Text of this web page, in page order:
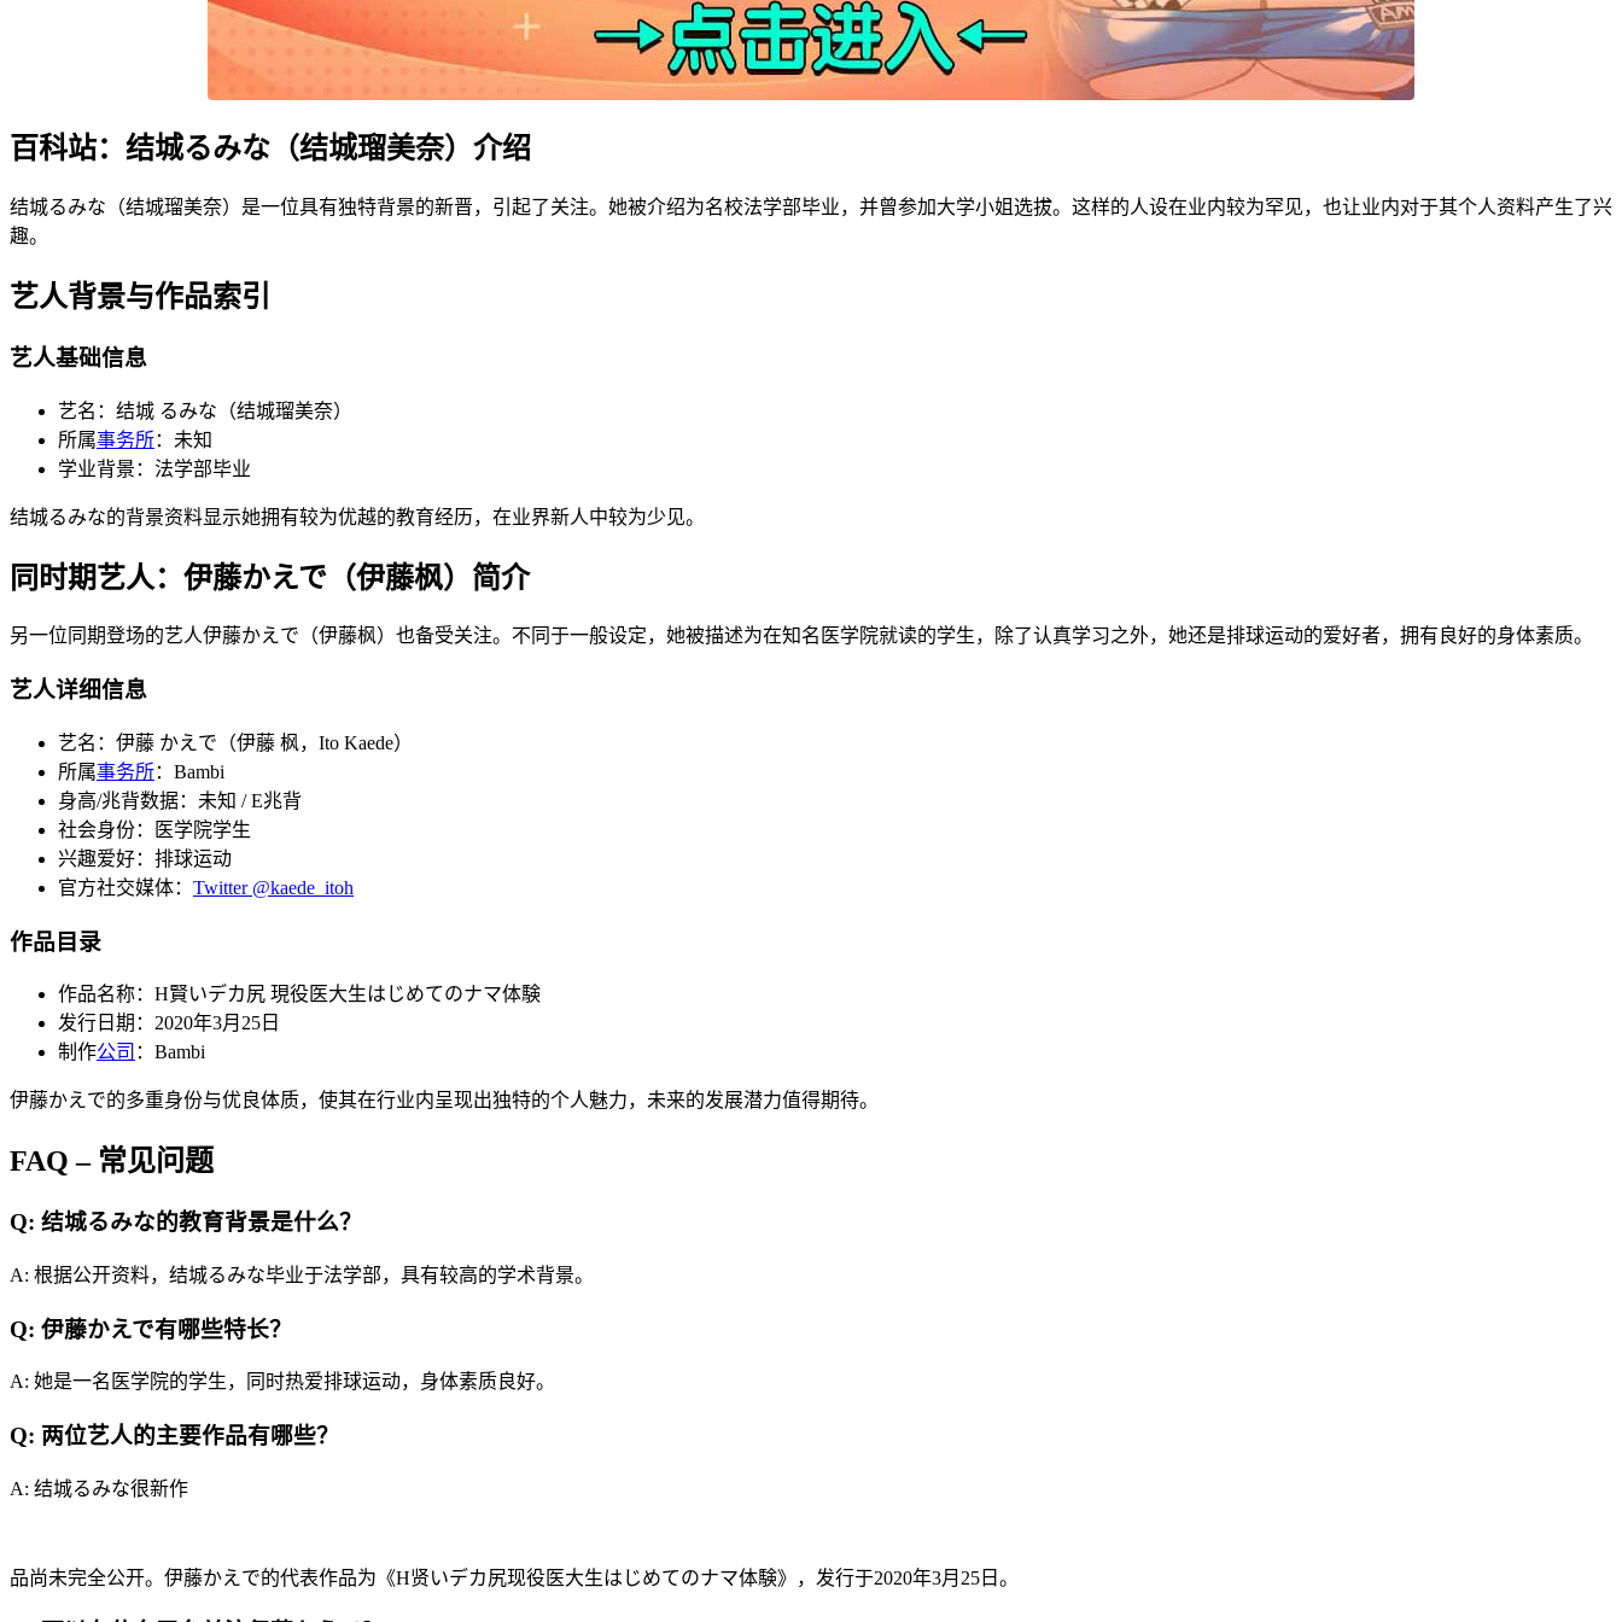
百科站：结城るみな（结城瑠美奈）介绍
结城るみな（结城瑠美奈）是一位具有独特背景的新晋，引起了关注。她被介绍为名校法学部毕业，并曾参加大学小姐选拔。这样的人设在业内较为罕见，也让业内对于其个人资料产生了兴
趣。
艺人背景与作品索引
艺人基础信息
艺名：结城 るみな（结城瑠美奈）
所属事务所：未知
学业背景：法学部毕业
结城るみな的背景资料显示她拥有较为优越的教育经历，在业界新人中较为少见。
同时期艺人：伊藤かえで（伊藤枫）简介
另一位同期登场的艺人伊藤かえで（伊藤枫）也备受关注。不同于一般设定，她被描述为在知名医学院就读的学生，除了认真学习之外，她还是排球运动的爱好者，拥有良好的身体素质。
艺人详细信息
艺名：伊藤 かえで（伊藤 枫，Ito Kaede）
所属事务所：Bambi
身高/兆背数据：未知 / E兆背
社会身份：医学院学生
兴趣爱好：排球运动
官方社交媒体： Twitter @kaede_itoh
作品目录
作品名称：H賢いデカ尻 現役医大生はじめてのナマ体験
发行日期：2020年3月25日
制作公司 ：Bambi
伊藤かえで的多重身份与优良体质，使其在行业内呈现出独特的个人魅力，未来的发展潜力值得期待。
FAQ – 常见问题
Q: 结城るみな的教育背景是什么？
A: 根据公开资料，结城るみな毕业于法学部，具有较高的学术背景。
Q: 伊藤かえで有哪些特长？
A: 她是一名医学院的学生，同时热爱排球运动，身体素质良好。
Q: 两位艺人的主要作品有哪些？
A: 结城るみな很新作
品尚未完全公开。伊藤かえで的代表作品为《H贤いデカ尻现役医大生はじめてのナマ体験》，发行于2020年3月25日。